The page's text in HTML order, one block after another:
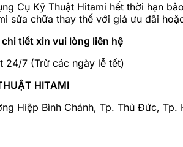
Cụ Kỹ Thuật Hitami hết thời hạn
sửa chữa thay thế với giá ưu đãi
tiết xin vui lòng liên hệ
24/7 (Trừ các ngày lễ tết)
HITAMI
Hiệp Bình Chánh, Tp. Thủ Đức, Tp.